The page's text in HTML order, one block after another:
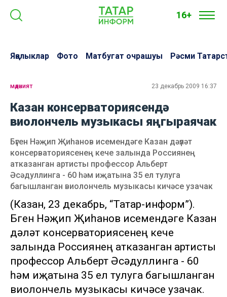
16+
Яңалыклар Фото Матбугат очрашуы Рәсми
мәдәният 23 декабрь 2009 16:37
Казан консерваториясендә
виолончель музыкасы яңгыраячак
Бүген Нәҗип Җиһанов исемендәге Казан дәүләт
консерваториясенең кече залында Россиянең
атказанган артисты профессор Альберт
Әсәдуллинга - 60 һәм иҗатына 35 ел тулуга
багышланган виолончель музыкасы кичәсе узачак
(Казан, 23 декабрь, “Татар-информ”).
Бүген Нәҗип Җиһанов исемендәге Казан
дәүләт консерваториясенең кече
залында Россиянең атказанган артисты
профессор Альберт Әсәдуллинга - 60
һәм иҗатына 35 ел тулуга багышланган
виолончель музыкасы кичәсе узачак.